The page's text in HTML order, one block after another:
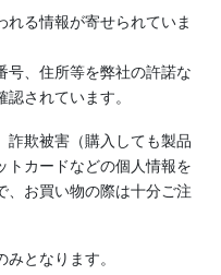
る情報が寄せられていま
号、住所等を弊社の許諾な
されています。
詐欺被害（購入しても製品
トカードなどの個人情報を
、お買い物の際は十分ご注
となります。